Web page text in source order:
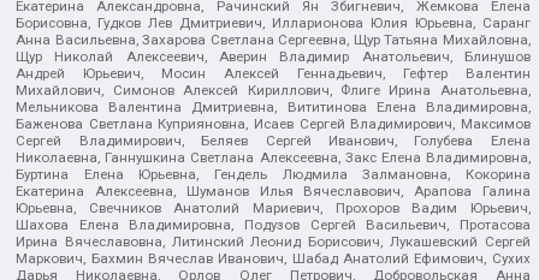
Екатерина Александровна, Рачинский Ян Збигневич, Жемкова Елена
Борисовна, Гудков Лев Дмитриевич, Илларионова Юлия Юрьевна, Саранг
Анна Васильевна, Захарова Светлана Сергеевна, Щур Татьяна Михайловна,
Щур Николай Алексеевич, Аверин Владимир Анатольевич, Блинушов
Андрей Юрьевич, Мосин Алексей Геннадьевич, Гефтер Валентин
Михайлович, Симонов Алексей Кириллович, Флиге Ирина Анатольевна,
Мельникова Валентина Дмитриевна, Вититинова Елена Владимировна,
Баженова Светлана Куприяновна, Исаев Сергей Владимирович, Максимов
Сергей Владимирович, Беляев Сергей Иванович, Голубева Елена
Николаевна, Ганнушкина Светлана Алексеевна, Закс Елена Владимировна,
Буртина Елена Юрьевна, Гендель Людмила Залмановна, Кокорина
Екатерина Алексеевна, Шуманов Илья Вячеславович, Арапова Галина
Юрьевна, Свечников Анатолий Мариевич, Прохоров Вадим Юрьевич,
Шахова Елена Владимировна, Подузов Сергей Васильевич, Протасова
Ирина Вячеславовна, Литинский Леонид Борисович, Лукашевский Сергей
Маркович, Бахмин Вячеслав Иванович, Шабад Анатолий Ефимович, Сухих
Дарья Николаевна, Орлов Олег Петрович, Добровольская Анна